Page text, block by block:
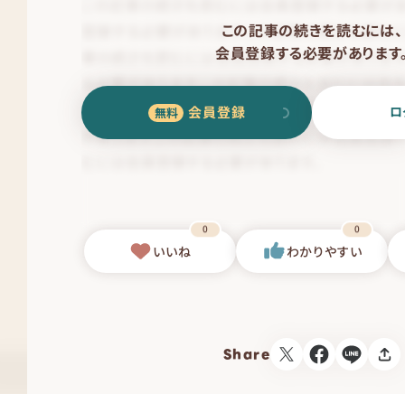
この記事の続きを読むには、
会員登録する必要があります
会員登録
いいね
0
わかりやすい
0
Share